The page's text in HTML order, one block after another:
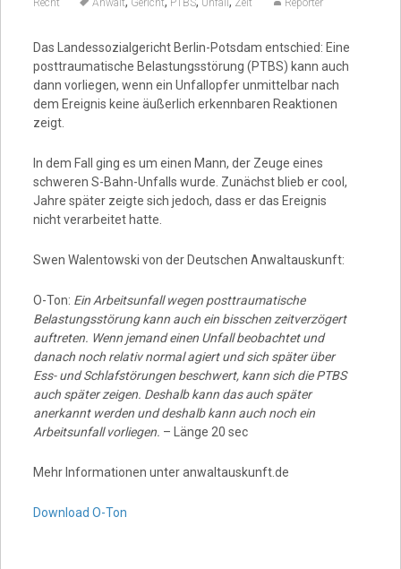
Das Landessozialgericht Berlin-Potsdam entschied: Eine
posttraumatische Belastungsstörung (PTBS) kann auch
dann vorliegen, wenn ein Unfallopfer unmittelbar nach
dem Ereignis keine äußerlich erkennbaren Reaktionen
zeigt.
In dem Fall ging es um einen Mann, der Zeuge eines
schweren S-Bahn-Unfalls wurde. Zunächst blieb er cool,
Jahre später zeigte sich jedoch, dass er das Ereignis
nicht verarbeitet hatte.
Swen Walentowski von der Deutschen Anwaltauskunft:
O-Ton: Ein Arbeitsunfall wegen posttraumatische
Belastungsstörung kann auch ein bisschen zeitverzögert
auftreten. Wenn jemand einen Unfall beobachtet und
danach noch relativ normal agiert und sich später über
Ess- und Schlafstörungen beschwert, kann sich die PTBS
auch später zeigen. Deshalb kann das auch später
anerkannt werden und deshalb kann auch noch ein
Arbeitsunfall vorliegen. – Länge 20 sec
Mehr Informationen unter anwaltauskunft.de
Download O-Ton